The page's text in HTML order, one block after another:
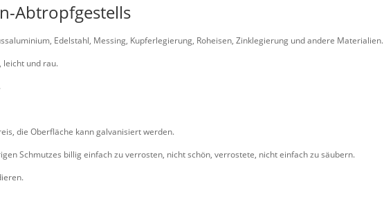
Abtropfgestells
Edelstahl, Messing, Kupferlegierung, Roheisen, Zinklegierung und andere Materialien.
leicht und rau.
die Oberfläche kann galvanisiert werden.
Schmutzes billig einfach zu verrosten, nicht schön, verrostete, nicht einfach zu säubern.